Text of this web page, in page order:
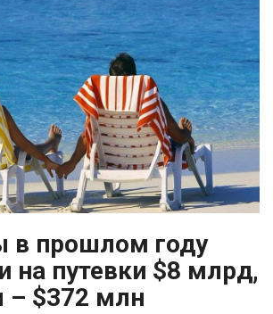
в прошлом году
на путевки $8 млрд,
– $372 млн